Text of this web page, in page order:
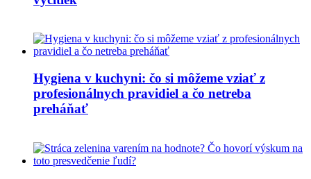
Hygiena v kuchyni: čo si môžeme vziať z
profesionálnych pravidiel a čo netreba
preháňať